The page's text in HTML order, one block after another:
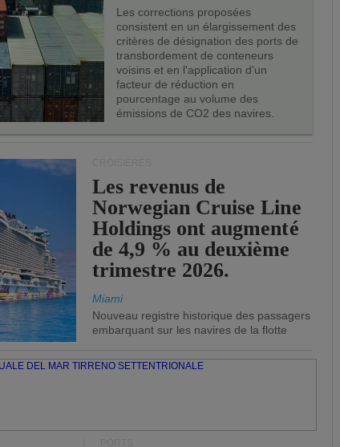
Les corrections proposées
consistent en un élargissement des
critères de désignation des ports de
transbordement de conteneurs
voisins et en l'application d'un
facteur de réduction en
pourcentage au volume des
émissions de CO2 des navires.
Les revenus de
Norwegian Cruise Line
Holdings ont augmenté
de 4,9 % au deuxième
trimestre 2026.
Miami
Nouveau registre historique des passagers
embarquant sur les navires de la flotte